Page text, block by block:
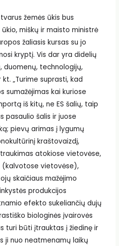
žemės ūkis bus
miškų ir maisto ministrė
žaliasis kursas su jo
kryptį. Vis dar yra didelių
duomenų, technologijų,
„Turime suprasti, kad
sumažėjimas kai kuriose
iš kitų, ne ES šalių, taip
pasaulio šalis ir juose
pievų arimas į lygumų
kraštovaizdį,
atokiose vietovėse,
(kalvotose vietovėse),
skaičiaus mažėjimo
produkcijos
efekto sukeliančių dujų
biologinės įvairovės
turi būti įtrauktas į žiedinę ir
ji nuo neatmenamų laikų